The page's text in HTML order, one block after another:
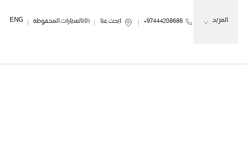
المزيد 97444208686+ ابحث عنا 0 السيارات المحفوظة ENG